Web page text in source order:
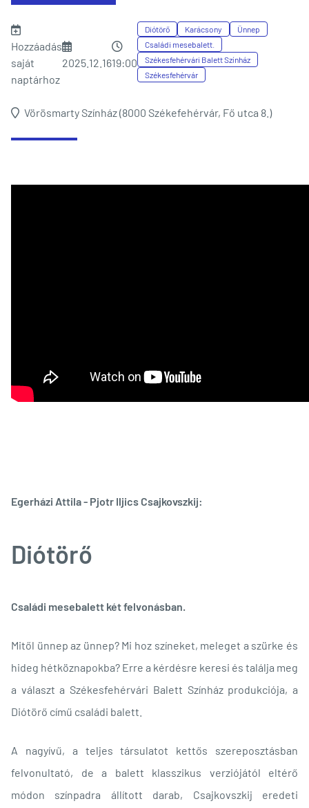
Hozzáadás
saját
naptárhoz
2025.12.1619:00
Diótörő Karácsony
Ünnep
Családi mesebalett.
Székesfehérvári Balett Színház
Székesfehérvár
Vörösmarty Színház (8000 Székefehérvár, Fő utca 8.)
Egerházi Attila - Pjotr Iljics Csajkovszkij:
Diótörő
Családi mesebalett két felvonásban.
Mitől ünnep az ünnep? Mi hoz színeket, meleget a szürke és
hideg hétköznapokba? Erre a kérdésre keresi és találja meg
a választ a Székesfehérvári Balett Színház produkciója, a
Diótörő című családi balett.
A nagyívű, a teljes társulatot kettős szereposztásban
felvonultató, de a balett klasszikus verziójától eltérő
módon színpadra állított darab, Csajkovszkij eredeti